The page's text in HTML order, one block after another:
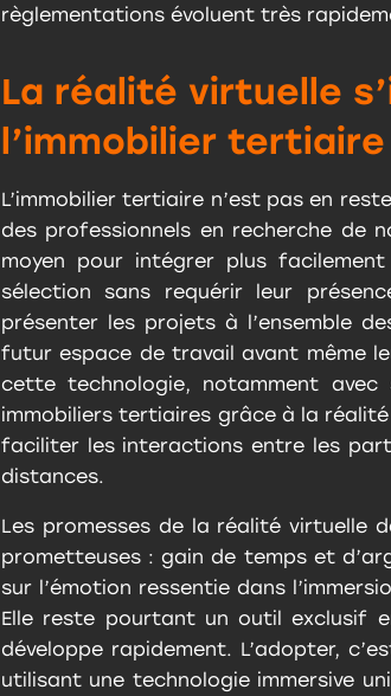
règlementations évoluent très
La réalité virtuelle
l’immobilier tertiaire
L’immobilier tertiaire n’est pas en
des professionnels en recherche de
moyen pour intégrer plus
sélection sans requérir leur
présenter les projets à l’ensemble
futur espace de travail avant même
cette technologie, notamment
immobiliers tertiaires grâce à la
faciliter les interactions entre les
distances.
Les promesses de la réalité virtuelle
prometteuses : gain de temps et
sur l’émotion ressentie dans
Elle reste pourtant un outil exclusif
développe rapidement. L’adopter,
utilisant une technologie immersive